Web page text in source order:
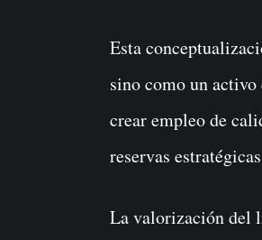
Esta
sino como un
crear empleo de
reservas
La valorización del